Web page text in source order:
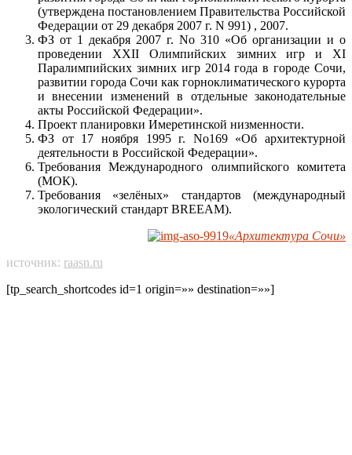
(утверждена постановлением Правительства Российской
Федерации от 29 декабря 2007 г. N 991) , 2007.
ФЗ от 1 декабря 2007 г. No 310 «Об организации и о
проведении ХХII Олимпийских зимних игр и XI
Паралимпийских зимних игр 2014 года в городе Сочи,
развитии города Сочи как горноклиматического курорта
и внесении изменений в отдельные законодательные
акты Российской Федерации».
Проект планировки Имеретинской низменности.
ФЗ от 17 ноября 1995 г. No169 «Об архитектурной
деятельности в Российской Федерации».
Требования Международного олимпийского комитета
(МОК).
Требования «зелёных» стандартов (международный
экологический стандарт BREEAM).
«Архитектура Сочи»
источник: raasn.ru
[tp_search_shortcodes id=1 origin=»» destination=»»]